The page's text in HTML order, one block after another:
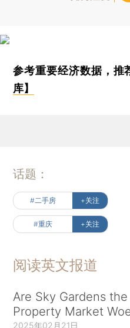
参考重要经济数据，推
库】
话题：
#二手房 +关注
#重庆 +关注
阅读英文报道
Are Sky Gardens
Property Market
2025年02月21日